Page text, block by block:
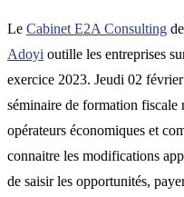
Le Cabinet E2A Consulting
Adoyi outille les entreprises
exercice 2023. Jeudi 02
séminaire de formation fiscale
opérateurs économiques et
connaitre les modifications
de saisir les opportunités,